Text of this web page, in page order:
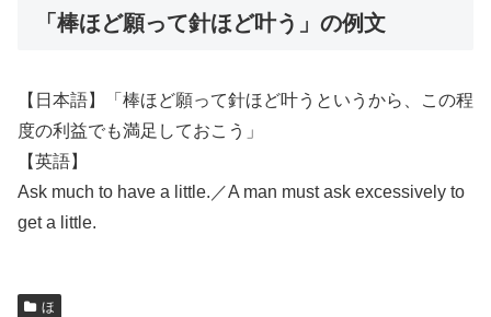
「棒ほど願って針ほど叶う」の例文
【日本語】「棒ほど願って針ほど叶うというから、この程
度の利益でも満足しておこう」
【英語】
Ask much to have a little.／A man must ask excessively to
get a little.
ほ